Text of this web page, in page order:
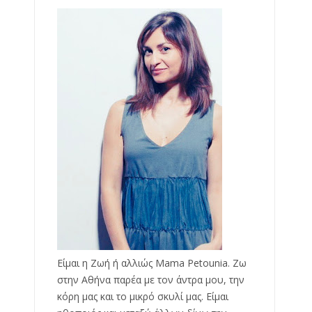
Είμαι η Ζωή ή αλλιώς Mama Petounia. Ζω
στην Αθήνα παρέα με τον άντρα μου, την
κόρη μας και το μικρό σκυλί μας. Είμαι